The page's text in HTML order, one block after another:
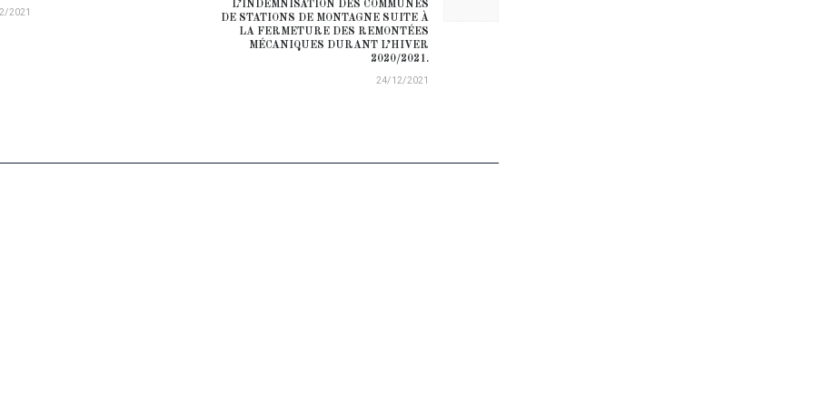
2021
L’INDEMNISATION DES COMMUNES
DE STATIONS DE MONTAGNE SUITE À
LA FERMETURE DES REMONTÉES
MÉCANIQUES DURANT L’HIVER
2020/2021.
24/12/2021